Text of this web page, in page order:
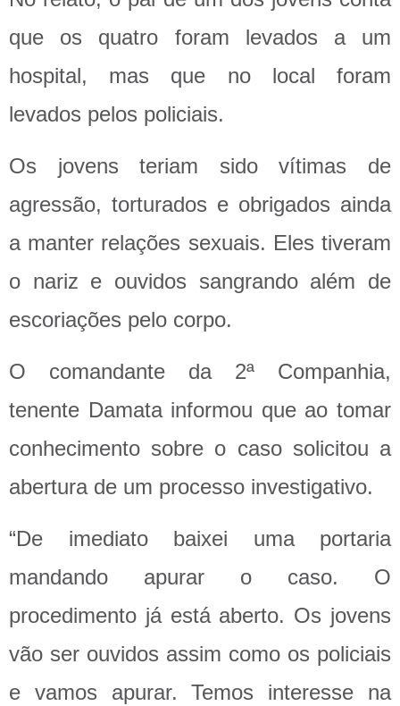
que os quatro foram levados a um
hospital, mas que no local foram
levados pelos policiais.
Os jovens teriam sido vítimas de
agressão, torturados e obrigados ainda
a manter relações sexuais. Eles tiveram
o nariz e ouvidos sangrando além de
escoriações pelo corpo.
O comandante da 2ª Companhia,
tenente Damata informou que ao tomar
conhecimento sobre o caso solicitou a
abertura de um processo investigativo.
“De imediato baixei uma portaria
mandando apurar o caso. O
procedimento já está aberto. Os jovens
vão ser ouvidos assim como os policiais
e vamos apurar. Temos interesse na